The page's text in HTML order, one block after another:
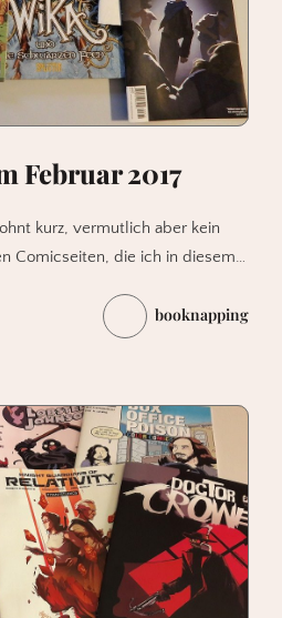
Februar 2017
kurz, vermutlich aber kein
Comicseiten, die ich in diesem…
booknapping